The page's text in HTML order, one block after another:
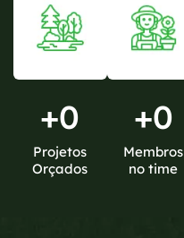
+0
Projetos
Orçados
+0
Membros
no time